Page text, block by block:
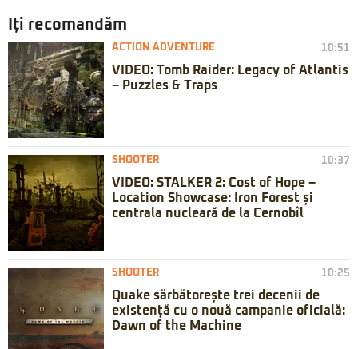
Iți recomandăm
ACTION ADVENTURE 10:51
VIDEO: Tomb Raider: Legacy of Atlantis
– Puzzles & Traps
SHOOTER 10:37
VIDEO: STALKER 2: Cost of Hope –
Location Showcase: Iron Forest și
centrala nucleară de la Cernobîl
SHOOTER 10:25
Quake sărbătorește trei decenii de
existență cu o nouă campanie oficială:
Dawn of the Machine